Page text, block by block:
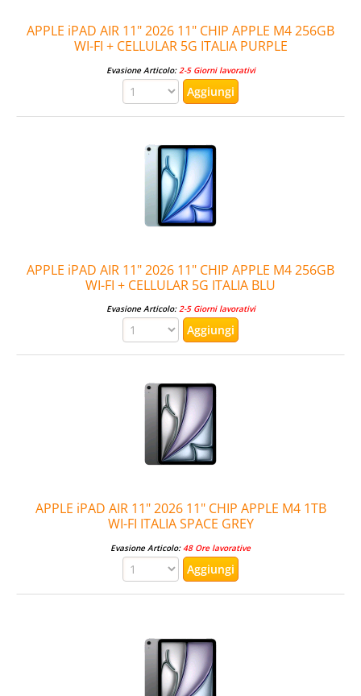
APPLE iPAD AIR 11" 2026 11" CHIP APPLE M4 256GB
WI-FI + CELLULAR 5G ITALIA PURPLE
Evasione Articolo:2-5 Giorni lavorativi
APPLE iPAD AIR 11" 2026 11" CHIP APPLE M4 256GB
WI-FI + CELLULAR 5G ITALIA BLU
Evasione Articolo:2-5 Giorni lavorativi
APPLE iPAD AIR 11" 2026 11" CHIP APPLE M4 1TB
WI-FI ITALIA SPACE GREY
Evasione Articolo:48 Ore lavorative